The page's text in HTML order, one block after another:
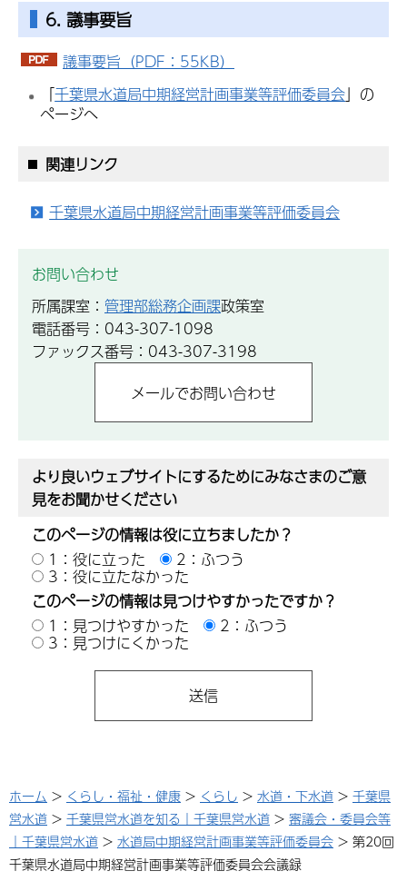
6. 議事要旨
議事要旨（PDF：55KB）
「千葉県水道局中期経営計画事業等評価委員会」の
ページへ
関連リンク
千葉県水道局中期経営計画事業等評価委員会
お問い合わせ
所属課室： 管理部総務企画課政策室
電話番号：043-307-1098
ファックス番号：043-307-3198
より良いウェブサイトにするためにみなさまのご意
見をお聞かせください
このページの情報は役に立ちましたか？
1：役に立った
2：ふつう
3：役に立たなかった
このページの情報は見つけやすかったですか？
1：見つけやすかった
2：ふつう
3：見つけにくかった
ホーム > くらし・福祉・健康 > くらし > 水道・下水道 > 千葉県
営水道 > 千葉県営水道を知る｜千葉県営水道 > 審議会・委員会等
｜千葉県営水道 > 水道局中期経営計画事業等評価委員会 > 第20回
千葉県水道局中期経営計画事業等評価委員会会議録